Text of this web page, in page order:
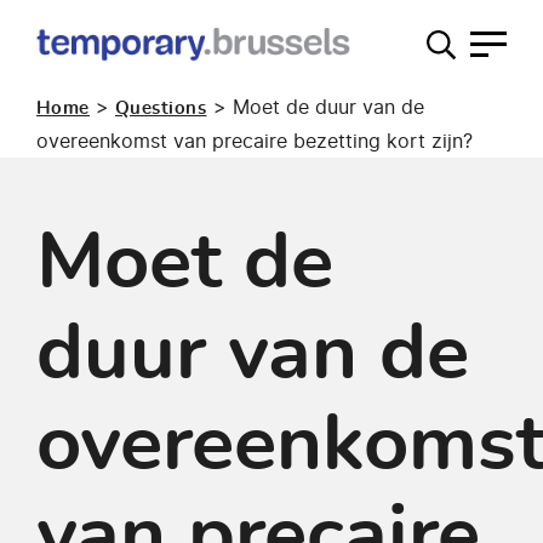
tijdelijk
Home > Questions > Moet de duur van de
overeenkomst van precaire bezetting kort zijn?
Moet de
duur van de